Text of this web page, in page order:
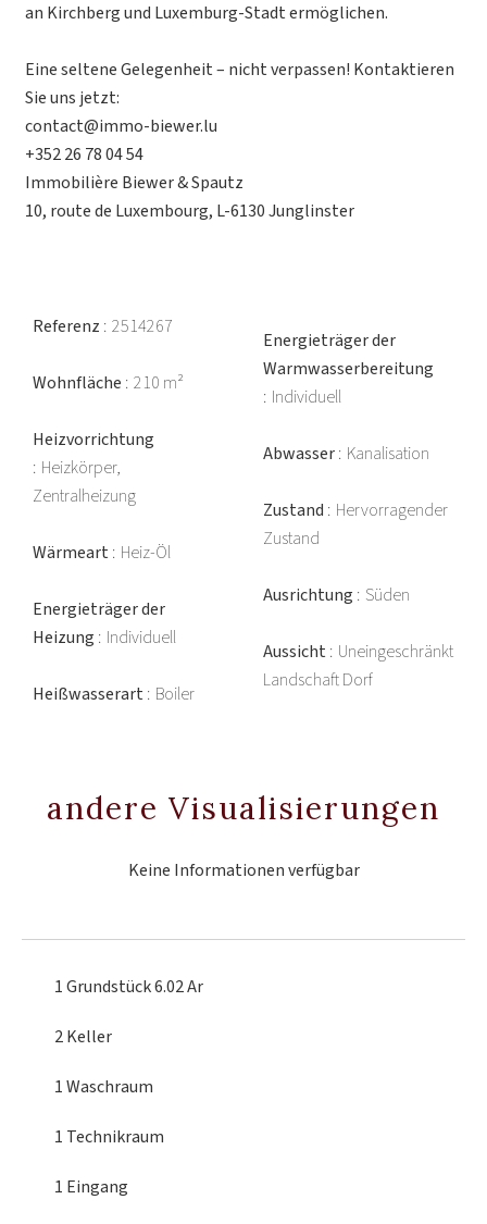
an Kirchberg und Luxemburg-Stadt ermöglichen.
Eine seltene Gelegenheit – nicht verpassen! Kontaktieren
Sie uns jetzt:
contact@immo-biewer.lu
+352 26 78 04 54
Immobilière Biewer & Spautz
10, route de Luxembourg, L-6130 Junglinster
Referenz 2514267
Wohnfläche 210 m²
Heizvorrichtung
Heizkörper,
Zentralheizung
Wärmeart Heiz-Öl
Energieträger der
Heizung Individuell
Heißwasserart Boiler
Energieträger der
Warmwasserbereitung
Individuell
Abwasser Kanalisation
Zustand Hervorragender
Zustand
Ausrichtung Süden
Aussicht Uneingeschränkt
Landschaft Dorf
andere Visualisierungen
Keine Informationen verfügbar
1 Grundstück6.02 Ar
2 Keller
1 Waschraum
1 Technikraum
1 Eingang